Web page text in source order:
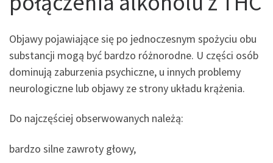
Objawy pojawiające się po jednoczesnym spożyciu obu
substancji mogą być bardzo różnorodne. U części osób
dominują zaburzenia psychiczne, u innych problemy
neurologiczne lub objawy ze strony układu krążenia.
Do najczęściej obserwowanych należą:
bardzo silne zawroty głowy,